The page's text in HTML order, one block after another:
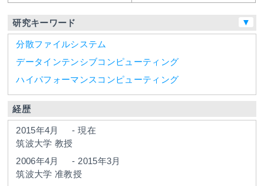
研究キーワード ▼
分散ファイルシステム
データインテンシブコンピューティング
ハイパフォーマンスコンピューティング
経歴
2015年4月 - 現在
筑波大学教授
2006年4月
- 2015年3月
筑波大学准教授